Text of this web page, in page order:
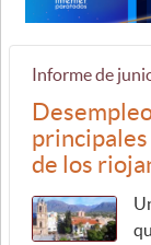
Informe de
principales
de los